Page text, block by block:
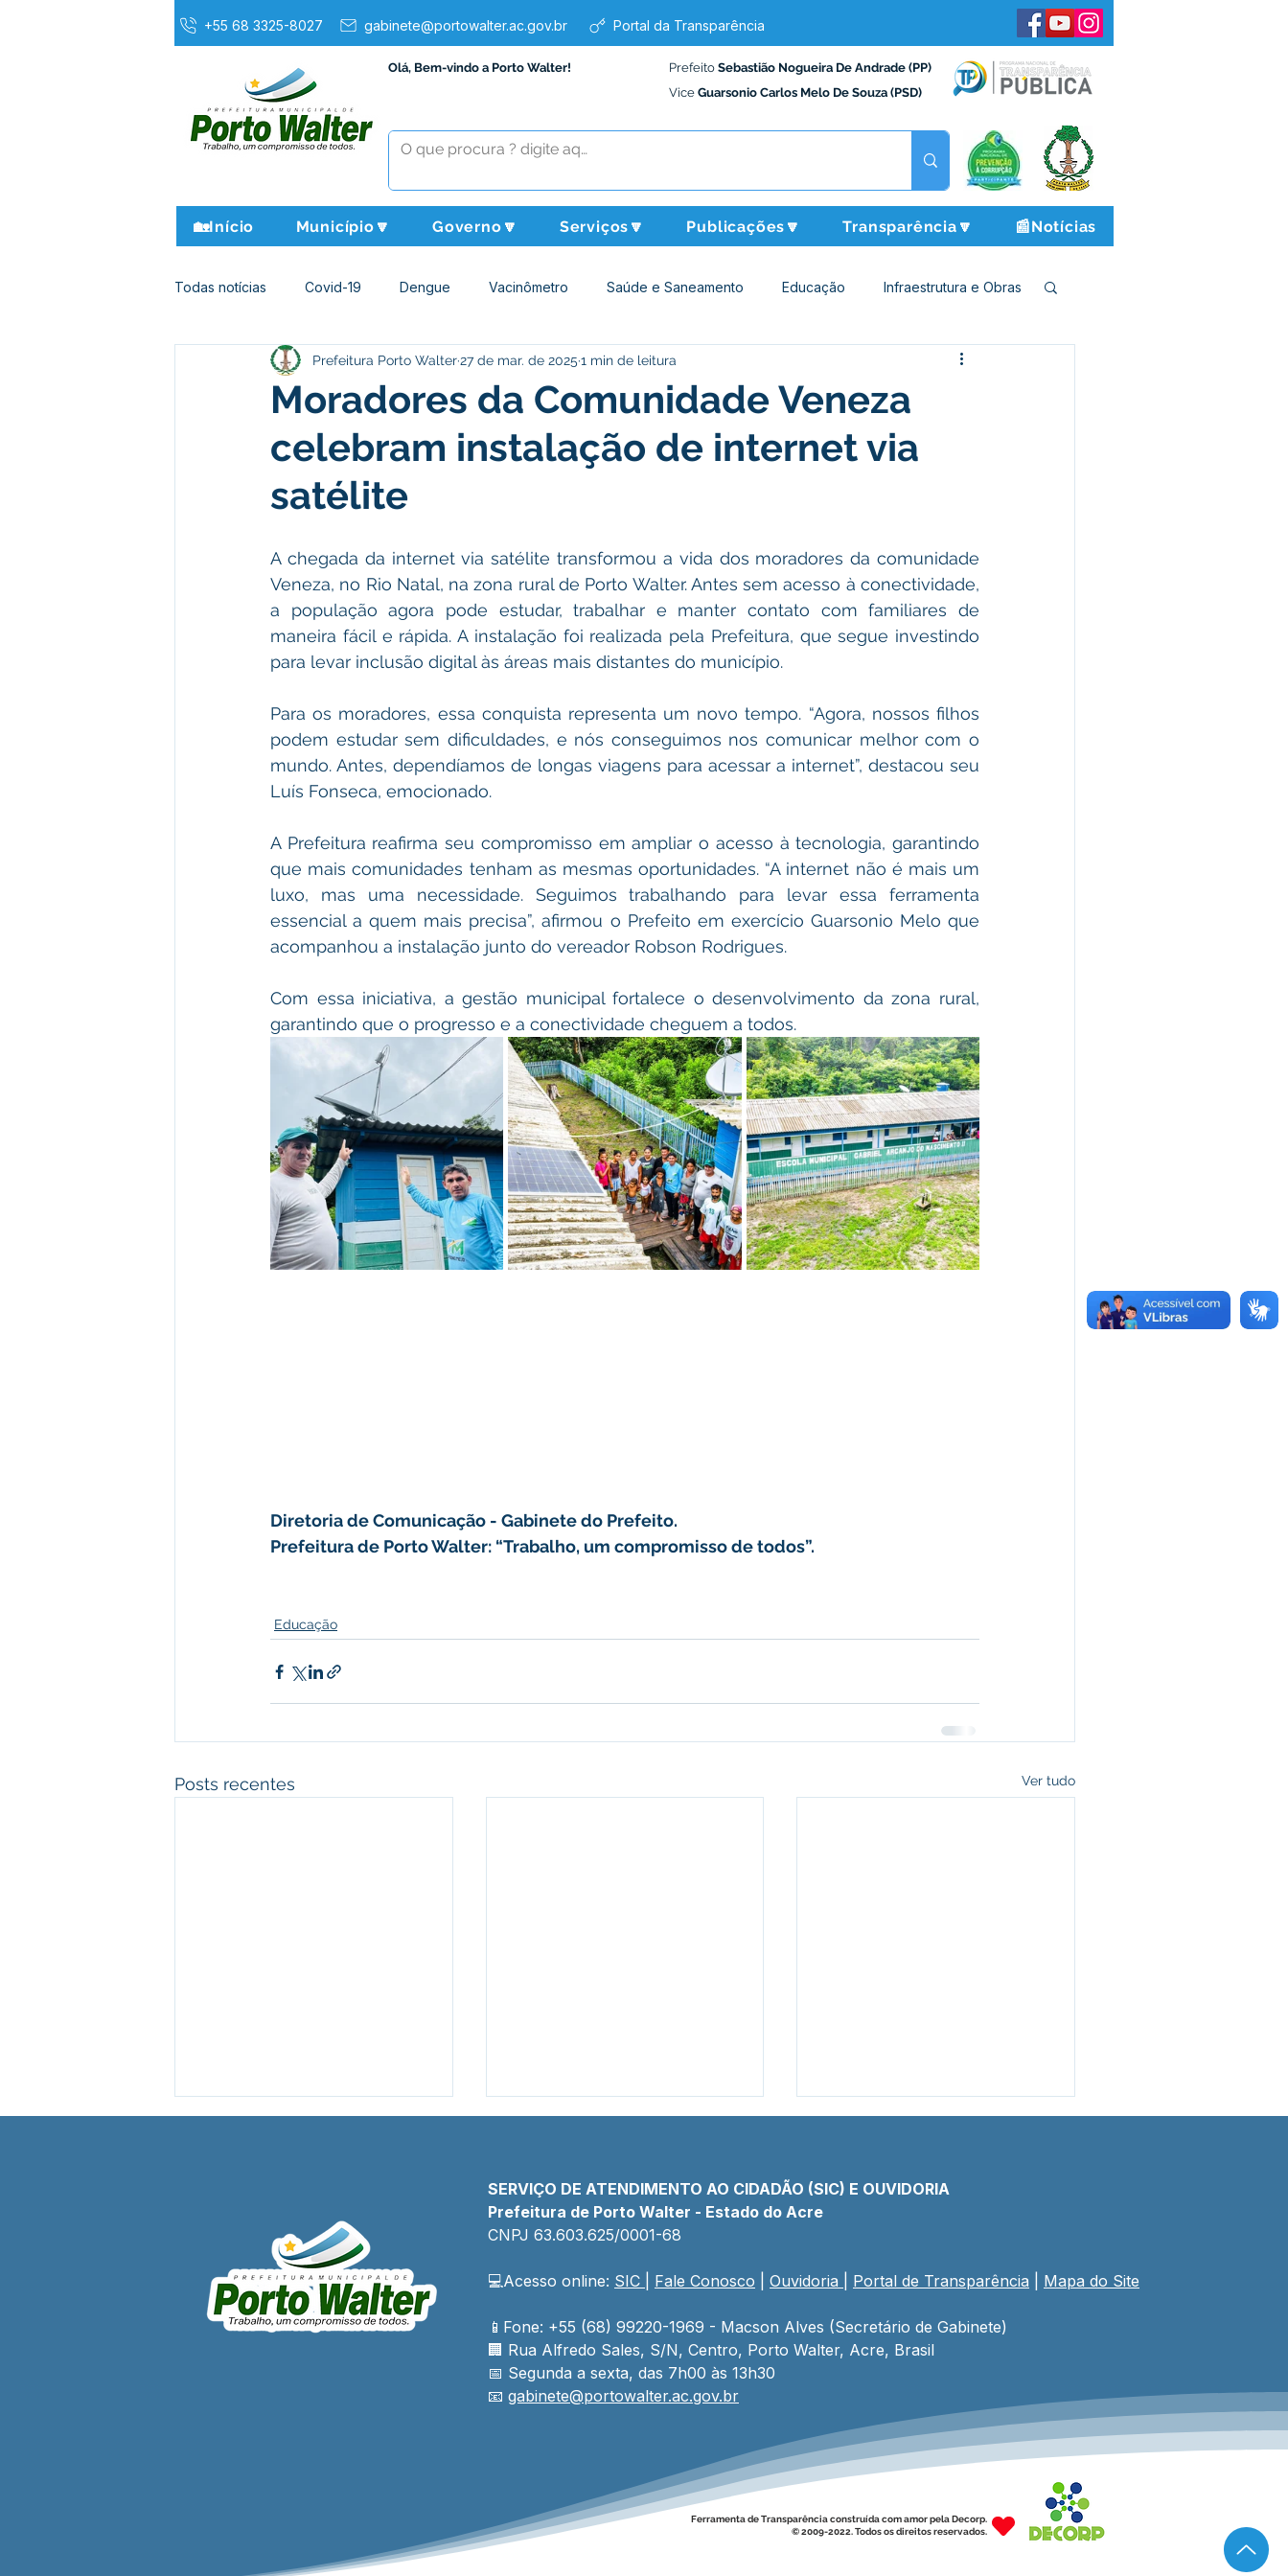
+55 68 3325-8027 gabinete@portowalter.ac.gov.br Portal da Transparência
Olá, Bem-vindo a Porto Walter! Prefeito Sebastião Nogueira De Andrade (PP)
Vice Guarsonio Carlos Melo De Souza (PSD)
🏡Início Município🔽 Governo🔽 Serviços🔽 Publicações🔽 Transparência🔽 📰Notícias
Todas notícias Covid-19 Dengue Vacinômetro Saúde e Saneamento Educação Infraestrutura e Obras
Agricultura e Meio Ambiente Assistência Social Desporto Cultura e Lazer
Institucional e Governo Políticas Públicas Nota de Pesar Campanhas Datas Comemorativas
Licitações Leilão Eleições Festival do Milho Agricultura Limpeza pública Esporte
Apoio ao produtor Saúde Aniversário da cidade
Moradores da Comunidade Veneza
celebram instalação de internet via
satélite
Prefeitura Porto Walter27 de mar. de 2025 1 min de leitura
A chegada da internet via satélite transformou a vida dos moradores da comunidade
Veneza, no Rio Natal, na zona rural de Porto Walter. Antes sem acesso à conectividade,
a população agora pode estudar, trabalhar e manter contato com familiares de
maneira fácil e rápida. A instalação foi realizada pela Prefeitura, que segue investindo
para levar inclusão digital às áreas mais distantes do município.
Para os moradores, essa conquista representa um novo tempo. “Agora, nossos filhos
podem estudar sem dificuldades, e nós conseguimos nos comunicar melhor com o
mundo. Antes, dependíamos de longas viagens para acessar a internet”, destacou seu
Luís Fonseca, emocionado.
A Prefeitura reafirma seu compromisso em ampliar o acesso à tecnologia, garantindo
que mais comunidades tenham as mesmas oportunidades. “A internet não é mais um
luxo, mas uma necessidade. Seguimos trabalhando para levar essa ferramenta
essencial a quem mais precisa”, afirmou o Prefeito em exercício Guarsonio Melo que
acompanhou a instalação junto do vereador Robson Rodrigues.
Com essa iniciativa, a gestão municipal fortalece o desenvolvimento da zona rural,
garantindo que o progresso e a conectividade cheguem a todos.
Diretoria de Comunicação - Gabinete do Prefeito.
Prefeitura de Porto Walter: “Trabalho, um compromisso de todos”.
Educação
Posts recentes Ver tudo
Porto Walter conquista 3º
lugar em evolução da
Alfabetização no Acre
Prefeito e Secretário
asseguram transporte
escolar para toda a rede
escolar rural
Ano letivo da zona rural
estratégica da Prefeitura
para qualificar professores
da Educação do Campo
SERVIÇO DE ATENDIMENTO AO CIDADÃO (SIC) E OUVIDORIA
Prefeitura de Porto Walter - Estado do Acre
CNPJ 63.603.625/0001-68
💻Acesso online: SIC Fale Conosco Ouvidoria Portal de Transparência Mapa do Site
📱Fone: +55 (68) 99220-1969 - Macson Alves (Secretário de Gabinete)
🏢 Rua Alfredo Sales, S/N, Centro, Porto Walter, Acre, Brasil
📅 Segunda a sexta, das 7h00 às 13h30
📧 gabinete@portowalter.ac.gov.br
Ferramenta de Transparência construída com amor pela Decorp.
© 2009-2022. Todos os direitos reservados.